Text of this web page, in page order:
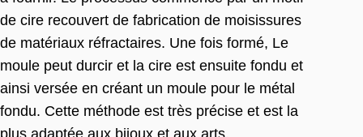
de cire recouvert de fabrication de moisissures
de matériaux réfractaires. Une fois formé, Le
moule peut durcir et la cire est ensuite fondu et
ainsi versée en créant un moule pour le métal
fondu. Cette méthode est très précise et est la